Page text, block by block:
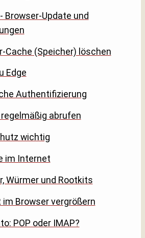
Browser-Update und
Cache (Speicher) löschen
Edge
Authentifizierung
abrufen
wichtig
im Internet
Würmer und Rootkits
Browser vergrößern
POP oder IMAP?